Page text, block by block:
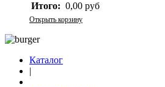
Итого: 0,00 руб
Открыть корзину
Каталог
|